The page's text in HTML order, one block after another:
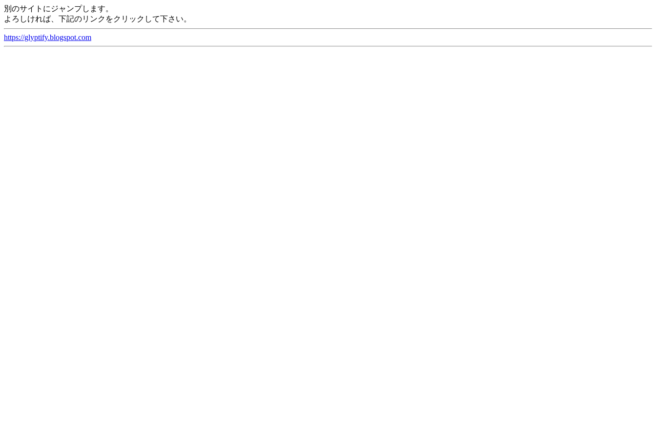
別のサイトにジャンプします。
よろしければ、下記のリンクをクリックして下さい。
https://glyptify.blogspot.com